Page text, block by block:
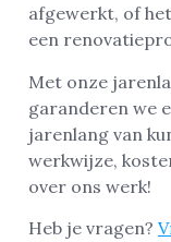
afgewerkt, of
een
Met onze
garanderen we
jarenlang van
werkwijze,
over ons werk!
Heb je vragen?